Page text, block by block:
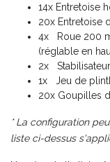
14x Entretoise
20x Entretoise
4x Roue 200
(réglable en
2x
1x Jeu de
20x Goupilles
* La configuration
liste ci-dessus